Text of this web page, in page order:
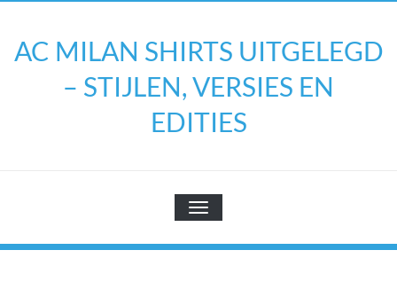
inhoud
AC MILAN SHIRTS UITGELEGD
– STIJLEN, VERSIES EN
EDITIES
TOGGLE NAVIGATIE